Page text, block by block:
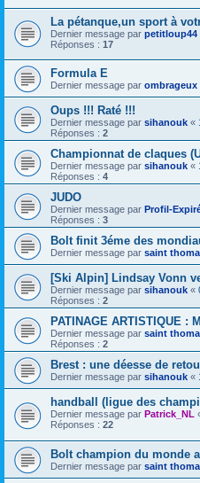
La pétanque,un sport à
Dernier message par petitloup44
Réponses : 17
Formula E
Dernier message par ombrageux
Oups !!! Raté !!!
Dernier message par sihanouk «
Réponses : 2
Championnat de claques
Dernier message par sihanouk «
Réponses : 4
JUDO
Dernier message par Profil-
Réponses : 3
Bolt finit 3éme des
Dernier message par saint
[Ski Alpin] Lindsay Vonn
Dernier message par sihanouk «
Réponses : 2
PATINAGE ARTISTIQUE :
Dernier message par saint
Réponses : 2
Brest : une déesse de
Dernier message par sihanouk «
handball (ligue des
Dernier message par Patrick_NL
Réponses : 22
Bolt champion du monde
Dernier message par saint